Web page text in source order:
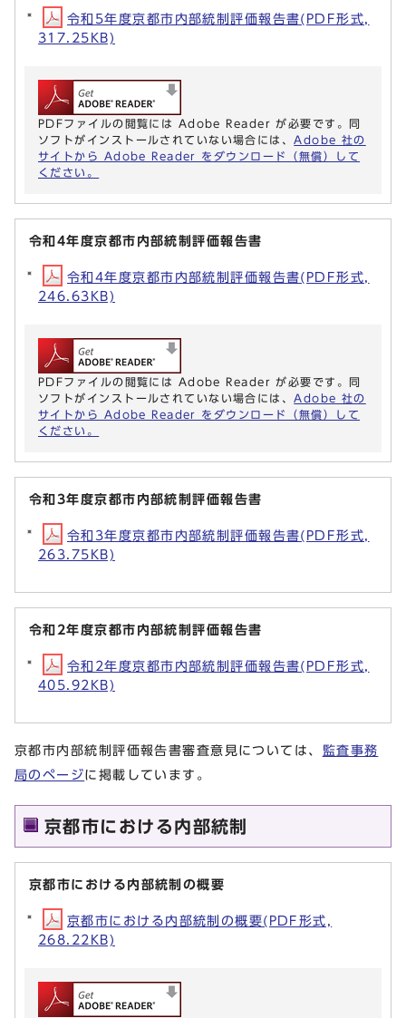
令和5年度京都市内部統制評価報告書(PDF形式,
317.25KB)
PDFファイルの閲覧には Adobe Reader が必要です。同
ソフトがインストールされていない場合には、 Adobe 社の
サイトから Adobe Reader をダウンロード（無償）して
ください。
令和4年度京都市内部統制評価報告書
令和4年度京都市内部統制評価報告書(PDF形式,
246.63KB)
PDFファイルの閲覧には Adobe Reader が必要です。同
ソフトがインストールされていない場合には、 Adobe 社の
サイトから Adobe Reader をダウンロード（無償）して
ください。
令和3年度京都市内部統制評価報告書
令和3年度京都市内部統制評価報告書(PDF形式,
263.75KB)
令和2年度京都市内部統制評価報告書
令和2年度京都市内部統制評価報告書(PDF形式,
405.92KB)
京都市内部統制評価報告書審査意見については、 監査事務
局のページに掲載しています。
京都市における内部統制
京都市における内部統制の概要
京都市における内部統制の概要(PDF形式,
268.22KB)